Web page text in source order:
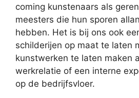
coming kunstenaars als
meesters die hun sporen
hebben. Het is bij ons ook
schilderijen op maat te laten
kunstwerken te laten maken
werkrelatie of een interne
op de bedrijfsvloer.